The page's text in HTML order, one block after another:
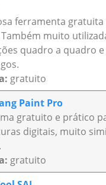
ferramenta
muito
quadro a quadro
gratuito
Paint Pro
gratuito e prático
digitais, muito
gratuito